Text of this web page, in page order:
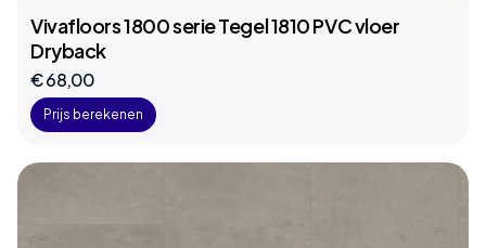
Vivafloors 1800 serie Tegel 1810 PVC vloer
Dryback
€ 68,00
Prijs berekenen